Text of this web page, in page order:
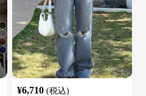
¥6,710 (税込)